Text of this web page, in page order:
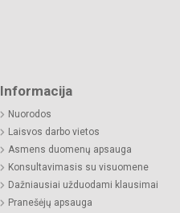
Informacija
Nuorodos
Laisvos darbo vietos
Asmens duomenų apsauga
Konsultavimasis su visuomene
Dažniausiai užduodami klausimai
Pranešėjų apsauga